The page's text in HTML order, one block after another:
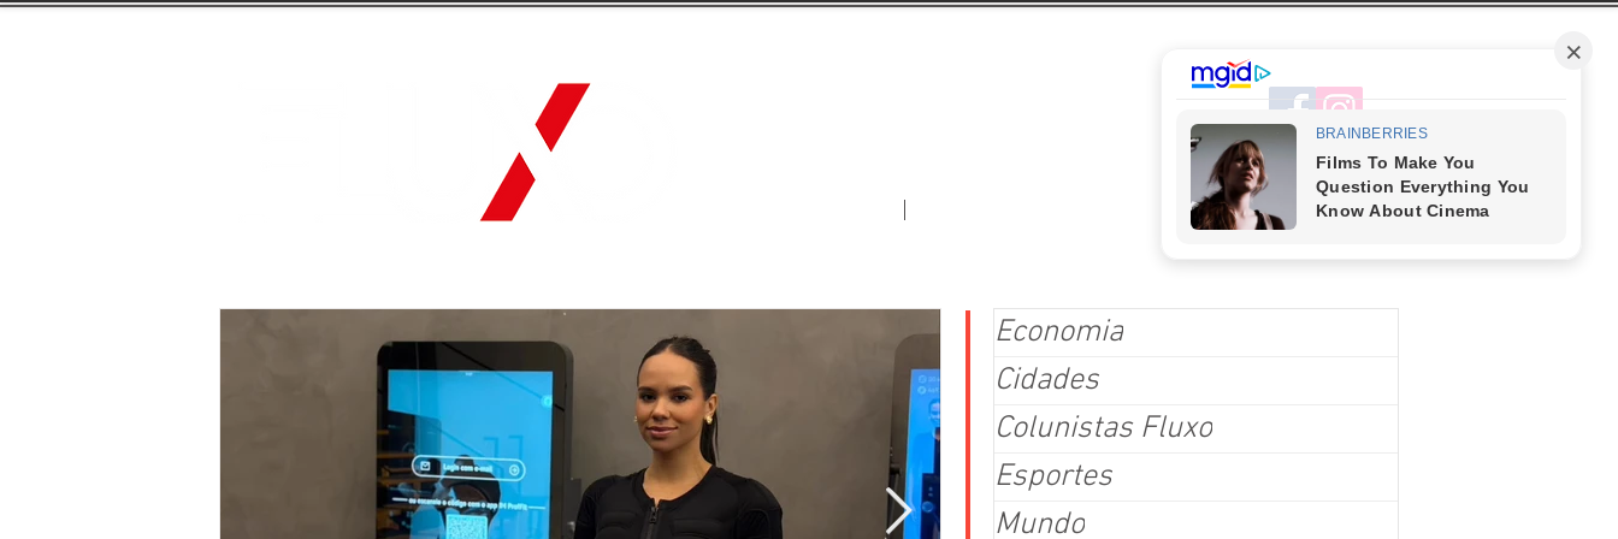
Economia
Cidades
Colunistas Fluxo
Esportes
Mundo